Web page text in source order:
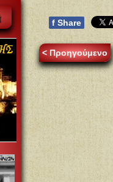
f Share
< Προηγούμενο